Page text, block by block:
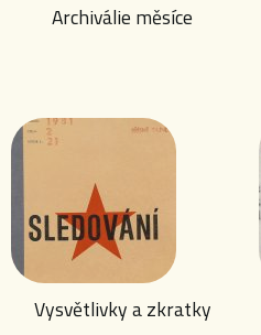
Archiválie měsíce
Vysvětlivky a zkratky